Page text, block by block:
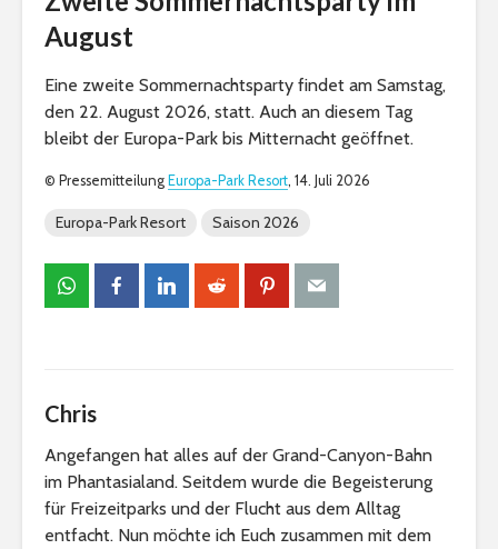
August
Eine zweite Sommernachtsparty findet am Samstag,
den 22. August 2026, statt. Auch an diesem Tag
bleibt der Europa-Park bis Mitternacht geöffnet.
© Pressemitteilung Europa-Park Resort, 14. Juli 2026
Europa-Park Resort Saison 2026
Chris
Angefangen hat alles auf der Grand-Canyon-Bahn
im Phantasialand. Seitdem wurde die Begeisterung
für Freizeitparks und der Flucht aus dem Alltag
entfacht. Nun möchte ich Euch zusammen mit dem